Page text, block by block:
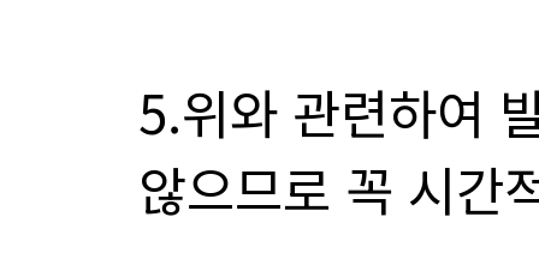
않으므로 꼭 시간